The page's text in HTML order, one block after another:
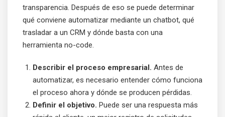
transparencia. Después de eso se puede determinar
qué conviene automatizar mediante un chatbot, qué
trasladar a un CRM y dónde basta con una
herramienta no-code.
Describir el proceso empresarial. Antes de
automatizar, es necesario entender cómo funciona
el proceso ahora y dónde se producen pérdidas.
Definir el objetivo. Puede ser una respuesta más